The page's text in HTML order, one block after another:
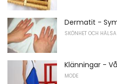
Dermatit -
SKÖNHET OCH HÄLSA
Klänningar -
MODE